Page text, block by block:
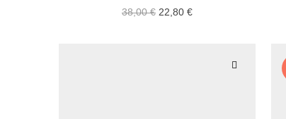
38,00 € 22,80 €